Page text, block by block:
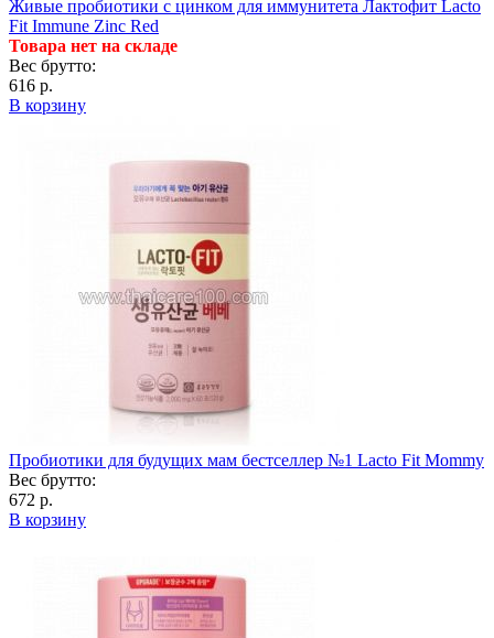
Живые пробиотики с цинком для иммунитета Лактофит Lacto
Fit Immune Zinc Red
Товара нет на складе
Вес брутто:
616 р.
В корзину
Пробиотики для будущих мам бестселлер №1 Lacto Fit Mommy
Вес брутто:
672 р.
В корзину